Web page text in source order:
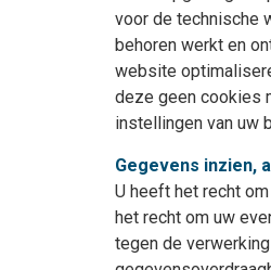
voor de technische
behoren werkt en
website
deze geen cookies
instellingen van uw
Gegevens inzien,
U heeft het recht
het recht om uw
tegen de